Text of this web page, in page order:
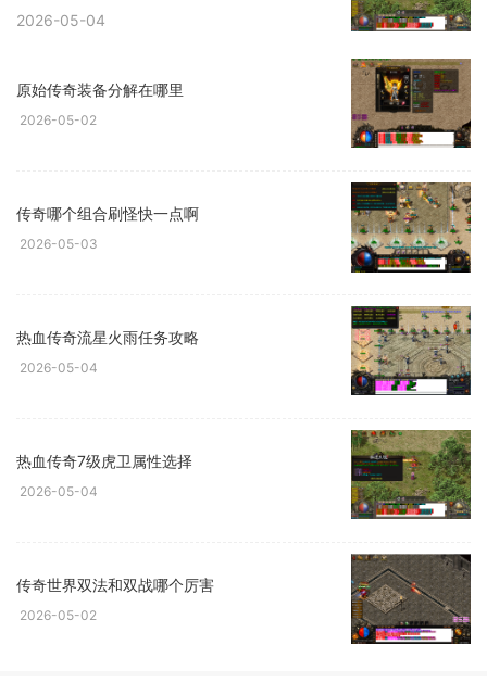
2026-05-04
原始传奇装备分解在哪里
2026-05-02
传奇哪个组合刷怪快一点啊
2026-05-03
热血传奇流星火雨任务攻略
2026-05-04
热血传奇7级虎卫属性选择
2026-05-04
传奇世界双法和双战哪个厉害
2026-05-02